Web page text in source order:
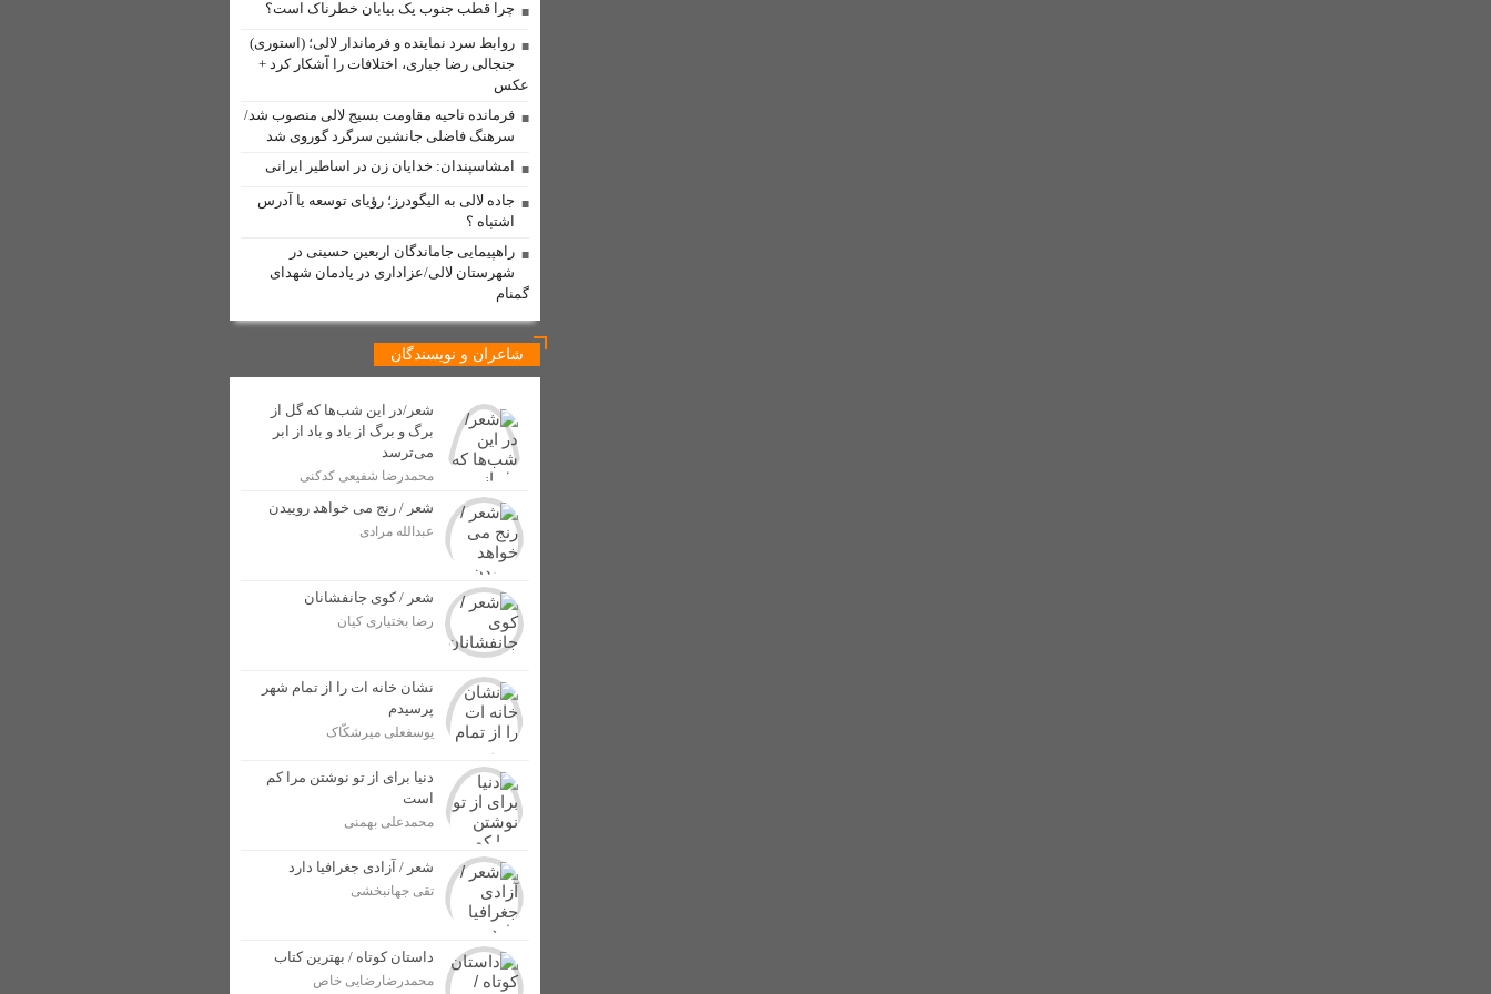
پایان دهه‌ها معضل مالکیت منازل مسکونی؛ گام بزرگ برای سنددار شدن مردم لالی
کسب رتبه بهترین اثر جشنواره رسانه ای “روایت مقاومت” توسط خبرنگار لالی
پیگیری مصوبه ستاد بحران خوزستان/لایروبی فاضلاب های شهری شهرستان لالی آغاز شد
برخورد قاطع با دلالان گندم در لالی؛ تضمین امنیت غذایی با هوشمندسازی
تعطیلی سه ماهه در شان مجلس نیست/ارتباط نماینده مجلس با مردم باید بیشتر از این باشد
برادران امیدوار، اولین جهانگردان ایرانی
برخورد قاطع دستگاه قضایی با هرگونه احتکار، گرانفروشی و اخلال در بازار / پلمپ چهار واحد صنفی در شهرستان لالی
کشف و امحای مزرعه کشت خشخاش در شهرستان لالی/تشکیل پرونده برای مجرمان
از دشت های لالی تا کوه های زاگرس/کنار، میوه پرطرفدار بهاری در خوزستان + عکس
اعلام آمادگی عشایر بختیاری شهرستان لالی برای دفاع از وطن در برابر دشمنان + عکس
چرا قطب جنوب یک بیابان خطرناک است؟
روابط سرد نماینده و فرماندار لالی؛ (استوری)
جنجالی رضا جباری، اختلافات را آشکار کرد +
عکس
فرمانده ناحیه مقاومت بسیج لالی منصوب شد/
سرهنگ فاضلی جانشین سرگرد گوروی شد
امشاسپندان: خدایان زن در اساطیر ایرانی
جاده لالی به الیگودرز؛ رؤیای توسعه یا آدرس
اشتباه ؟
راهپیمایی جاماندگان اربعین حسینی در
شهرستان لالی/عزاداری در یادمان شهدای
گمنام
شاعران و نویسندگان
شعر/در این شب‌ها که گل از
برگ و برگ از باد و باد از ابر
می‌ترسد
محمدرضا شفیعی کدکنی
شعر / رنج می خواهد روییدن
عبدالله مرادی
شعر / کوی جانفشانان
رضا بختیاری کیان
نشان خانه ات را از تمام شهر
پرسیدم
یوسفعلی میرشکّاک
دنیا برای از تو نوشتن مرا کم
است
محمدعلی بهمنی
شعر / آزادی جغرافیا دارد
تقی جهانبخشی
داستان کوتاه / بهترین کتاب
محمدرضارضایی خاص